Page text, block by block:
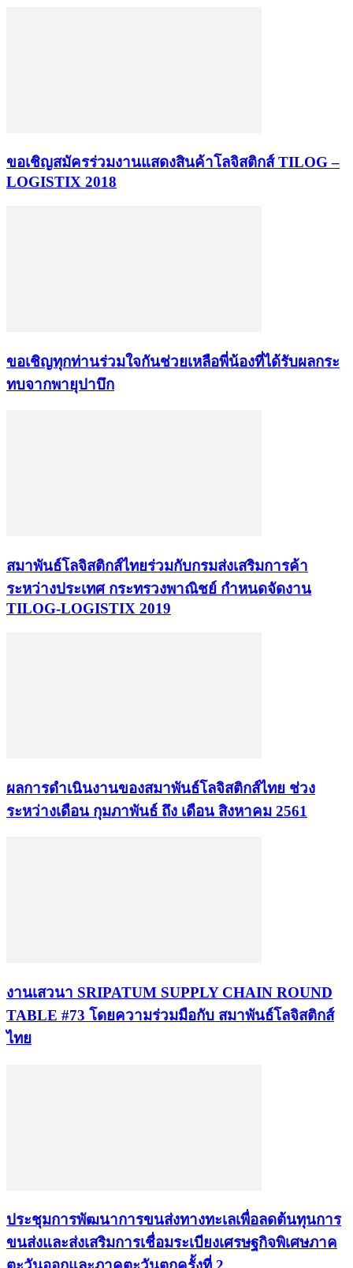
ขอเชิญสมัครร่วมงานแสดงสินค้าโลจิสติกส์ TILOG –
LOGISTIX 2018
ขอเชิญทุกท่านร่วมใจกันช่วยเหลือพี่น้องที่ได้รับผลกระ
ทบจากพายุปาบึก
สมาพันธ์โลจิสติกส์ไทยร่วมกับกรมส่งเสริมการค้า
ระหว่างประเทศ กระทรวงพาณิชย์ กำหนดจัดงาน
TILOG-LOGISTIX 2019
ผลการดำเนินงานของสมาพันธ์โลจิสติกส์ไทย ช่วง
ระหว่างเดือน กุมภาพันธ์ ถึง เดือน สิงหาคม 2561
งานเสวนา SRIPATUM SUPPLY CHAIN ROUND
TABLE #73 โดยความร่วมมือกับ สมาพันธ์โลจิสติกส์
ไทย
ประชุมการพัฒนาการขนส่งทางทะเลเพื่อลดต้นทุนการ
ขนส่งและส่งเสริมการเชื่อมระเบียงเศรษฐกิจพิเศษภาค